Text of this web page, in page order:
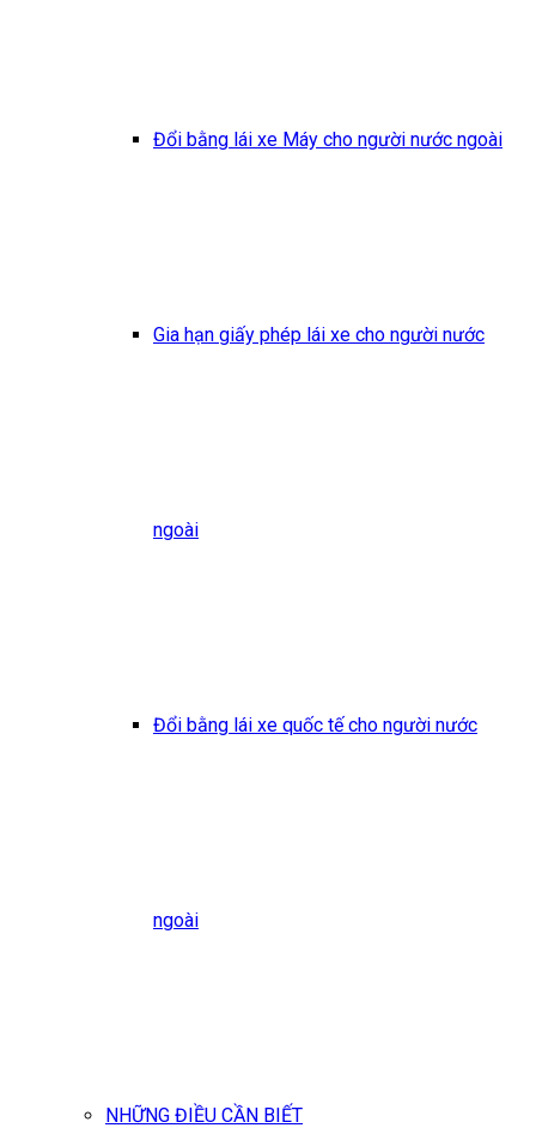
Đổi bằng lái xe Máy cho người nước ngoài
Gia hạn giấy phép lái xe cho người nước
ngoài
Đổi bằng lái xe quốc tế cho người nước
ngoài
NHỮNG ĐIỀU CẦN BIẾT